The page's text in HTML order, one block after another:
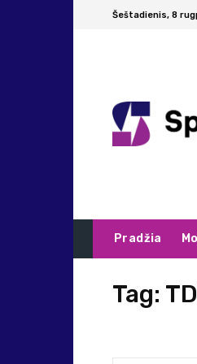
Šeštadienis, 8
Pradžia
Tag: